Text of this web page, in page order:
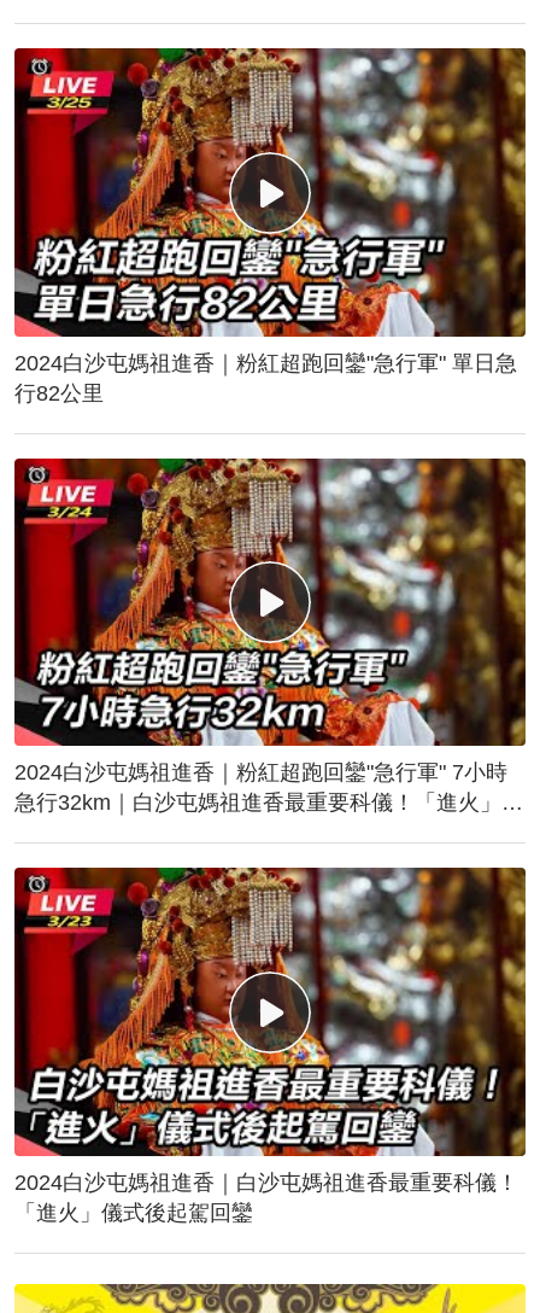
2024白沙屯媽祖進香｜粉紅超跑回鑾"急行軍" 單日急
行82公里
2024白沙屯媽祖進香｜粉紅超跑回鑾"急行軍" 7小時
急行32km｜白沙屯媽祖進香最重要科儀！「進火」儀
2024白沙屯媽祖進香｜白沙屯媽祖進香最重要科儀！
「進火」儀式後起駕回鑾